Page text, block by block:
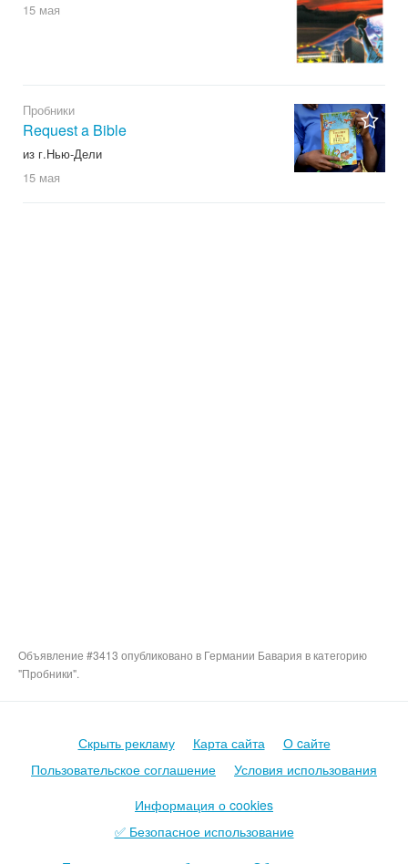
15 мая
Пробники
Request a Bible
из г.Нью-Дели
15 мая
Объявление #3413 опубликовано в Германии Бавария в категорию
"Пробники".
Скрыть рекламу Карта сайта
О cайте
Пользовательское соглашение
Условия использования
Информация о cookies
✅ Безопасное использование